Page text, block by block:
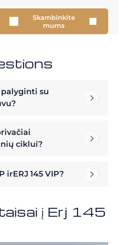
Skambinkite
mums
palyginti su
ciklui?
irERJ 145 VIP?
į Erj 145